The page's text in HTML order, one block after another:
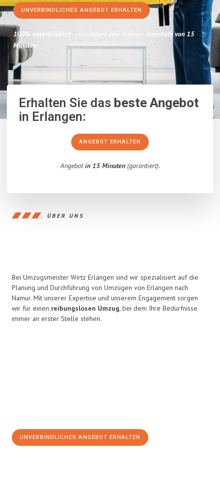
UNVERBINDLICHES ANGEBOT ERHALTEN
100% unverbindlich – Garantiert eine Antwort innerhalb von 15
Minuten.
Erhalten Sie dasbeste Angebot
in Erlangen:
ANGEBOT ERHALTEN
Angebotin 15 Minuten(garantiert).
ÜBER UNS
Bei Umzugsmeister Wirtz Erlangen sind wir spezialisiert auf die
Planung und Durchführung von Umzügen von Erlangen nach
Namur. Mit unserer Expertise und unserem Engagement sorgen
wir für einen reibungslosen Umzug, bei dem Ihre Bedürfnisse
immer an erster Stelle stehen.
UNVERBINDLICHES ANGEBOT ERHALTEN